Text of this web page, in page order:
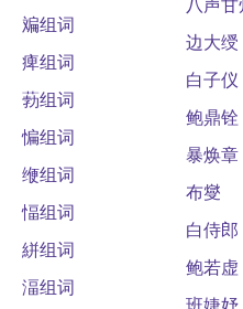
斒组词
痺组词
葧组词
惼组词
缏组词
愊组词
絣组词
湢组词
边大绶
白子仪
鲍鼎铨
暴焕章
布燮
白侍郎
鲍若虚